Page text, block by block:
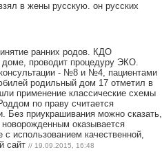
в жены русскую. он русских
ранних родов. КДО
доме, проводит процедуру ЭКО.
- №8 и №4, пациентами
родильный дом 17 отметил в
применение классические схемы
по праву считается
Без приукрашивания можно сказать,
оказывается
использованием качественной,
сайт // 19.09.2015, 16:48